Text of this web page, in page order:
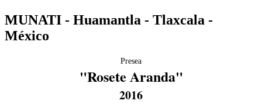
MUNATI - Huamantla - Tlaxcala -
México
Presea
"Rosete Aranda"
2016